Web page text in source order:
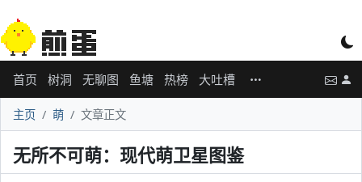
首页 树洞 无聊图 鱼塘 热榜 大吐槽
主页 萌 文章正文
无所不可萌：现代萌卫星图鉴